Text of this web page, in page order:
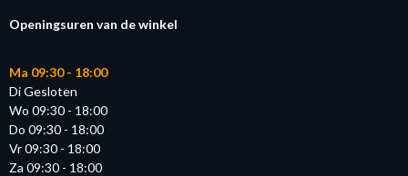
Openingsuren van de winkel
Ma 09:30 - 18:00
Di Gesloten
Wo 09:30 - 18:00
Do 09:30 - 18:00
Vr 09:30 - 18:00
Za 09:30 - 18:00